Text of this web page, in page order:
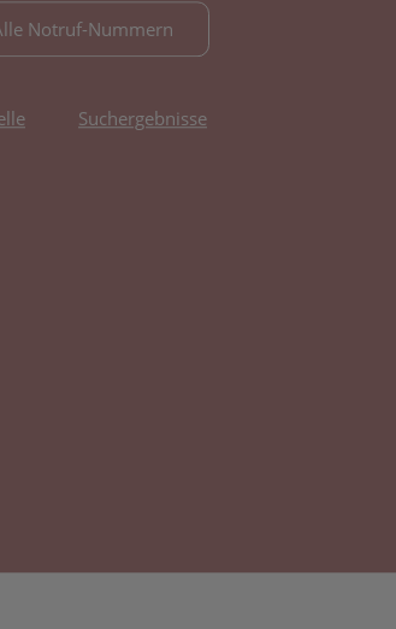
Notruf-Nummern
Suchergebnisse